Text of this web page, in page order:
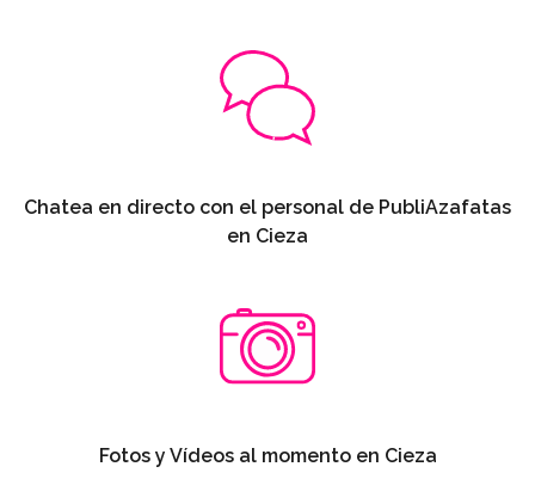
Chatea en directo con el personal de PubliAzafatas
en Cieza
Fotos y Vídeos al momento en Cieza